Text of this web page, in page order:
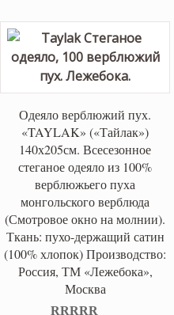
Одеяло верблюжий пух.
«TAYLAK» («Тайлак»)
140х205см. Всесезонное
стеганое одеяло из 100%
верблюжьего пуха
монгольского верблюда
(Смотровое окно на молнии).
Ткань: пухо-держащий сатин
(100% хлопок) Производство:
Россия, ТМ «Лежебока»,
Москва